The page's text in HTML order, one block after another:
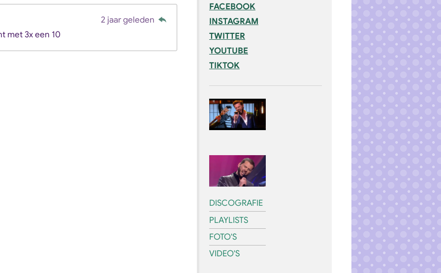
2 jaar geleden
met 3x een 10
FACEBOOK
INSTAGRAM
TWITTER
YOUTUBE
TIKTOK
DISCOGRAFIE
PLAYLISTS
FOTO'S
VIDEO'S